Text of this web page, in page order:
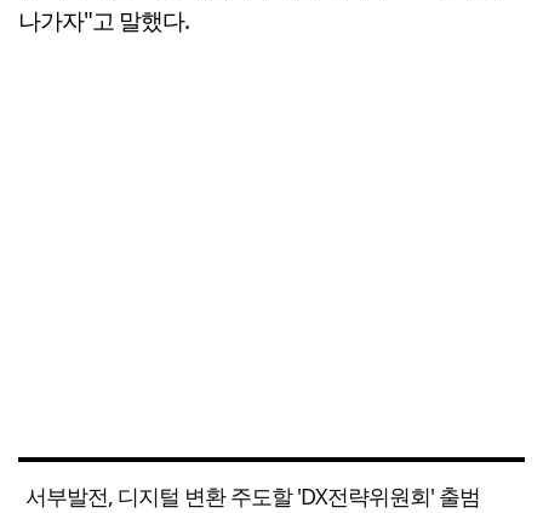
나가자"고 말했다.
서부발전, 디지털 변환 주도할 'DX전략위원회' 출범